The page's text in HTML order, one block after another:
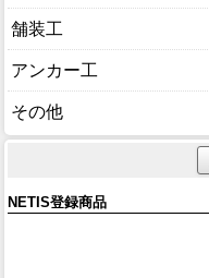
舗装工
アンカー工
その他
NETIS登録商品